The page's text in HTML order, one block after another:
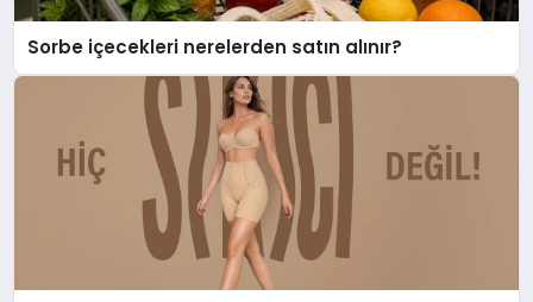
Sorbe içecekleri nerelerden satın alınır?